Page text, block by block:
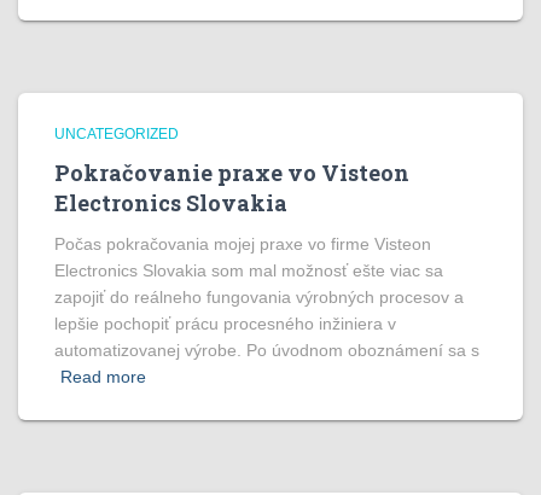
UNCATEGORIZED
Pokračovanie praxe vo Visteon
Electronics Slovakia
Počas pokračovania mojej praxe vo firme Visteon
Electronics Slovakia som mal možnosť ešte viac sa
zapojiť do reálneho fungovania výrobných procesov a
lepšie pochopiť prácu procesného inžiniera v
automatizovanej výrobe. Po úvodnom oboznámení sa s
Read more